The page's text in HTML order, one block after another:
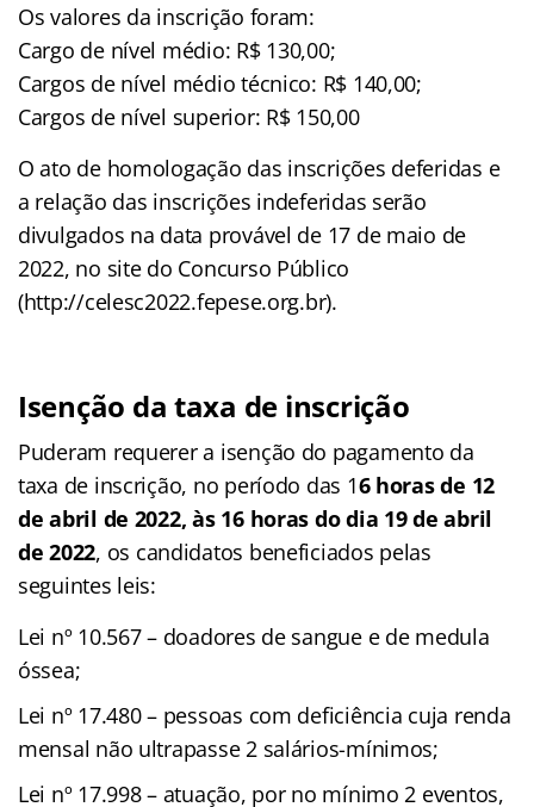
Os valores da inscrição foram:
Cargo de nível médio: R$ 130,00;
Cargos de nível médio técnico: R$ 140,00;
Cargos de nível superior: R$ 150,00
O ato de homologação das inscrições deferidas e
a relação das inscrições indeferidas serão
divulgados na data provável de 17 de maio de
2022, no site do Concurso Público
(http://celesc2022.fepese.org.br).
Isenção da taxa de inscrição
Puderam requerer a isenção do pagamento da
taxa de inscrição, no período das 16 horas de 12
de abril de 2022, às 16 horas do dia 19 de abril
de 2022, os candidatos beneficiados pelas
seguintes leis:
Lei nº 10.567 – doadores de sangue e de medula
óssea;
Lei nº 17.480 – pessoas com deficiência cuja renda
mensal não ultrapasse 2 salários-mínimos;
Lei nº 17.998 – atuação, por no mínimo 2 eventos,